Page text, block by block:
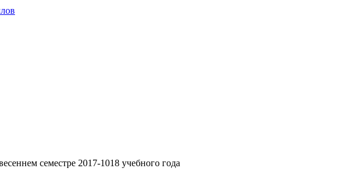
семестре 2017-1018 учебного года